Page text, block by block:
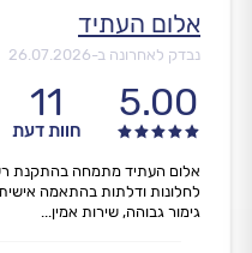
אלום העתיד
נבדק לאחרונה ב-26.07.2026
5.00
11
חוות דעת
אלום העתיד מתמחה בהתקנת
לחלונות ודלתות בהתאמה
גימור גבוהה, שירות אמין...